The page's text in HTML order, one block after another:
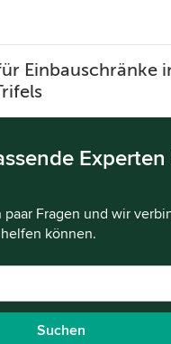
Einbauschränke
Fragen und wir
können.
Suchen